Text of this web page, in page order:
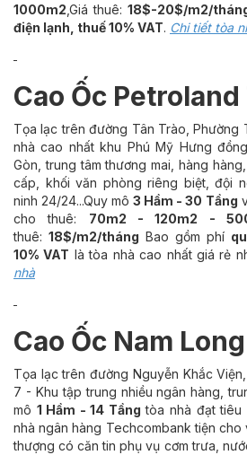
1000m2 ,Giá thuê: 18$-20$/m2/
điện lạnh, thuế 10% VAT. Chi tiết tòa
Cao Ốc
Tọa lạc trên đường Tân Trào, Phường
nhà cao nhất khu Phú Mỹ Hưng
Gòn, trung tâm thương mai, hàng
cấp, khối văn phòng riêng biệt, đội
ninh 24/24...Quy mô3 Hầm - 30 Tầng
cho thuê: 70m2 - 120m2 -
thuê: 18$/m2/tháng Bao gồm phí
10% VAT là tòa nhà cao nhất giá rẻ
nhà
Cao Ốc Nam
Tọa lạc trên đường Nguyễn Khắc
7 - Khu tập trung nhiều ngân hàng,
mô 1 Hầm - 14 Tầng tòa nhà đạt tiêu
nhà ngân hàng Techcombank tiện
thượng có căn tin phụ vụ cơm trưa,